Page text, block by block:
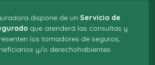
dispone de un Servicio de
que atenderá las consultas y
los tomadores de seguros,
y/o derechohabientes.